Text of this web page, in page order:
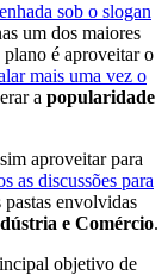
sob o slogan
um dos maiores
é aproveitar o
mais uma vez o
a popularidade
aproveitar para
as discussões para
pastas envolvidas
e Comércio.
objetivo de